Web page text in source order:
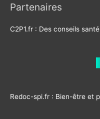
Partenaires
C2P1.fr : Des conseils
Redoc-spi.fr : Bien-être et